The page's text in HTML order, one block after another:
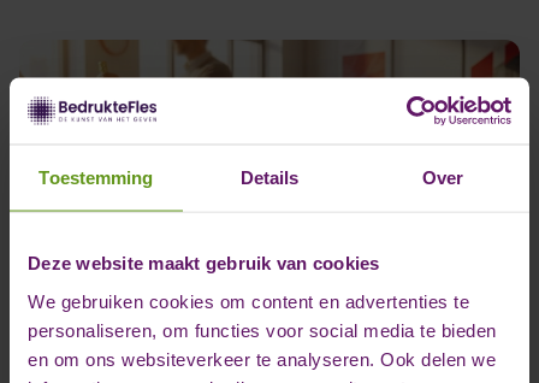
Toestemming Details Over
Deze website maakt gebruik van cookies
We gebruiken cookies om content en advertenties te
personaliseren, om functies voor social media te bieden
en om ons websiteverkeer te analyseren. Ook delen we